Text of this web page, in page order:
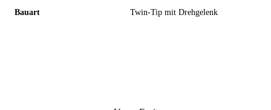
Bauart
Twin-Tip mit Drehgelenk